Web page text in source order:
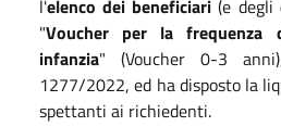
l'elenco dei beneficiari (e degli
"Voucher per la frequenza
infanzia" (Voucher 0-3
1277/2022, ed ha disposto la
spettanti ai richiedenti.